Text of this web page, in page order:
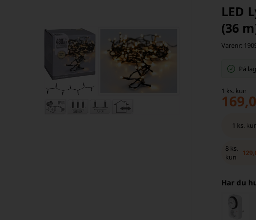
LED
(36
Varenr:
På
1 ks. kun
1 ks.
8 ks.
kun
Har du